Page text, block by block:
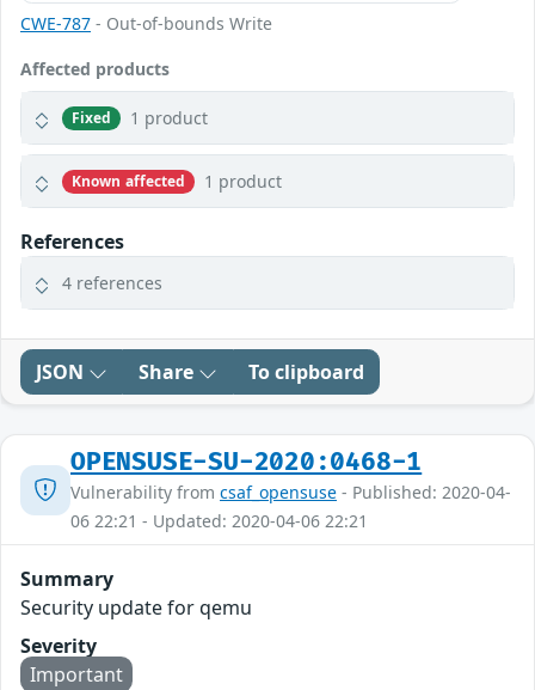
CWE-787 - Out-of-bounds Write
Affected products
Fixed 1 product
Known affected 1 product
References
4 references
JSON Share To clipboard
OPENSUSE-SU-2020:0468-1
Vulnerability from csaf_opensuse - Published: 2020-04-
06 22:21 - Updated: 2020-04-06 22:21
Summary
Security update for qemu
Severity
Important